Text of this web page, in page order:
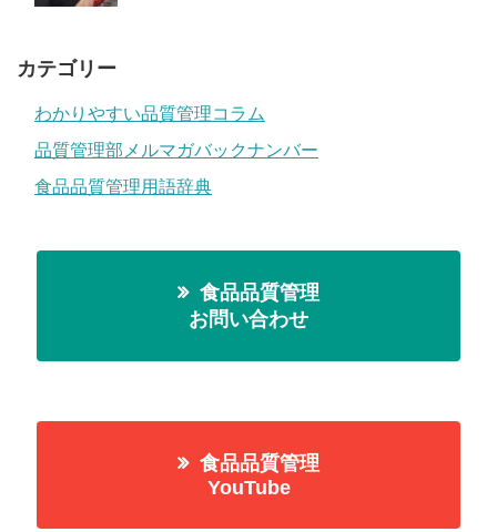
カテゴリー
わかりやすい品質管理コラム
品質管理部メルマガバックナンバー
食品品質管理用語辞典
食品品質管理
お問い合わせ
食品品質管理
YouTube